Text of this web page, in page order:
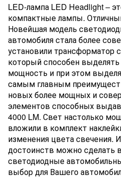
LED-лампа LED Headlight –
компактные лампы.
Новейшая модель
автомобиля стала более
установили трансформатор
который способен
мощность и при этом
самым главным
новых более мощных и
элементов способных
4000 LM. Свет настолько
вложили в комплект
изменения цвета
достоинств можно сделать
светодиодные
выбор для Вашего